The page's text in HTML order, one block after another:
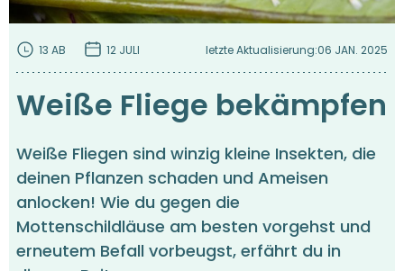
13 AB 12 JULI letzte Aktualisierung:06 JAN. 2025
Weiße Fliege bekämpfen
Weiße Fliegen sind winzig kleine Insekten, die
deinen Pflanzen schaden und Ameisen
anlocken! Wie du gegen die
Mottenschildläuse am besten vorgehst und
erneutem Befall vorbeugst, erfährt du in